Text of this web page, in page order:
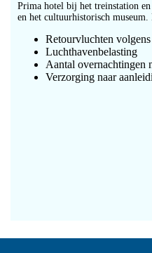
Prima hotel bij het treinstation
en het cultuurhistorisch
Retourvluchten
Luchthavenbelasting
Aantal overnachtingen
Verzorging naar